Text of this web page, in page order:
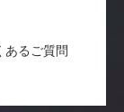
あるご質問